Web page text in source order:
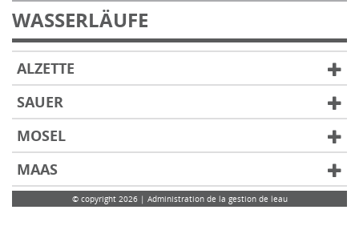
WASSERLÄUFE
ALZETTE
SAUER
MOSEL
MAAS
© copyright 2026 | Administration de la gestion de leau